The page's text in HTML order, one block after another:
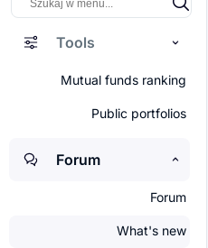
Tools
Mutual funds ranking
Public portfolios
Forum
Forum
What's new